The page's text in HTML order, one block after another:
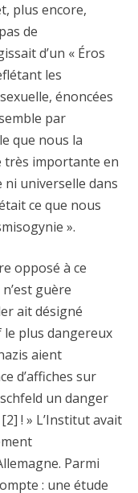
plus encore,
de
d’un « Éros
les
énoncées
par
que nous la
très importante en
ni universelle dans
ce que nous
».
opposé à ce
guère
ait désigné
le plus dangereux
aient
d’affiches sur
un danger
! » L’Institut avait
Parmi
: une étude